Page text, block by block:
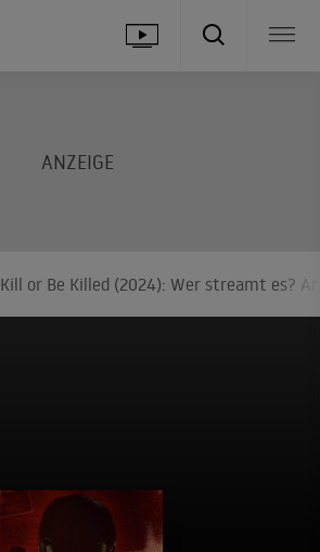
Kill or Be Killed (2024): Wer streamt es?